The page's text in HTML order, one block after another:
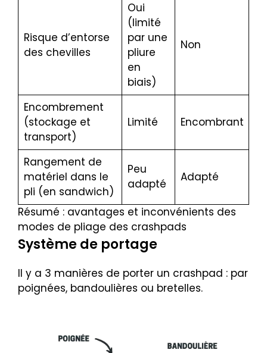
Risque d’entorse
des chevilles
Oui
(limité
par une
pliure
en
biais)
Non
Encombrement
(stockage et
transport)
Limité Encombrant
Rangement de
matériel dans le
pli (en sandwich)
Peu
adapté
Adapté
Résumé : avantages et inconvénients des
modes de pliage des crashpads
Système de portage
Il y a 3 manières de porter un crashpad : par
poignées, bandoulières ou bretelles.